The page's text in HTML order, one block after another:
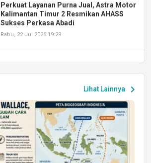
Perkuat Layanan Purna Jual, Astra Motor
Kalimantan Timur 2 Resmikan AHASS
Sukses Perkasa Abadi
Rabu, 22 Jul 2026 19:29
Peluang Kerja dan Magang
Jumat, 17 Jul 2026 22:30
DAERAH
Astra Motor Kalimantan Timur 2 Dukung
Mahasiswa Samarinda dalam Astra
Honda SDGs Future Leaders 2026
Lihat Lainnya chevron_right